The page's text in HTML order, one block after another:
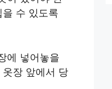
수 있도록
에 넣어놓을
장 앞에서 당